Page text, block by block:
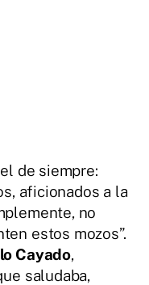
de siempre:
aficionados a la
no
estos mozos”.
Cayado,
saludaba,